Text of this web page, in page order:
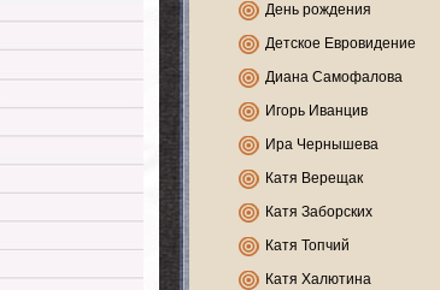
День рождения
Детское Евровидение
Диана Самофалова
Игорь Иванцив
Ира Чернышева
Катя Верещак
Катя Заборских
Катя Топчий
Катя Халютина